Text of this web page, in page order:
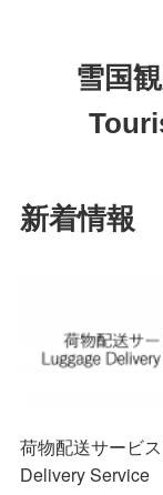
雪国
新着情報
荷物配送サービ
Delivery Service